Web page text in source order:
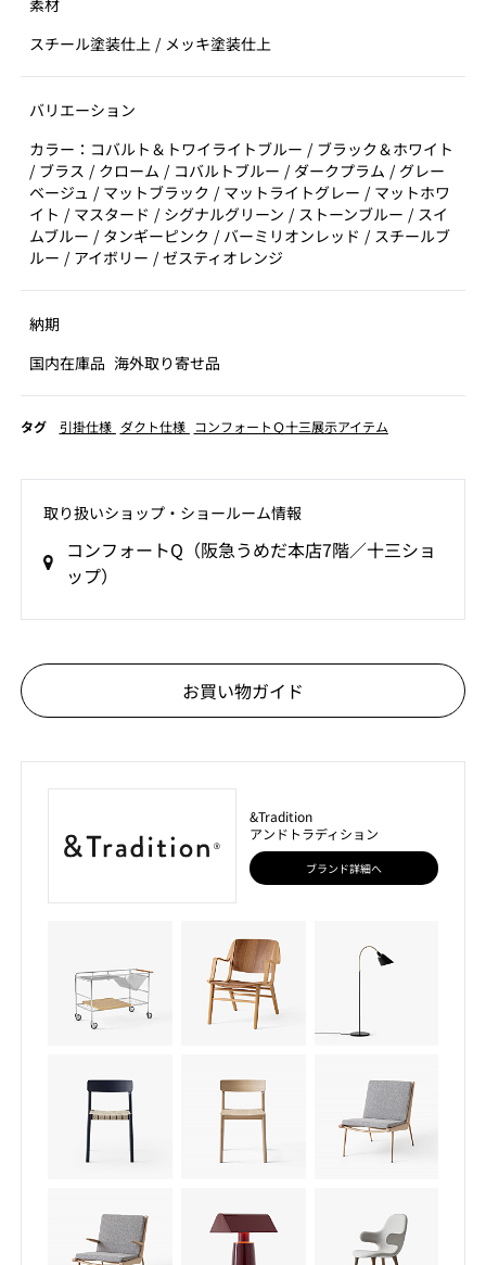
素材
スチール塗装仕上 / メッキ塗装仕上
バリエーション
カラー：コバルト＆トワイライトブルー / ブラック＆ホワイト
/ ブラス / クローム / コバルトブルー / ダークプラム / グレー
ベージュ / マットブラック / マットライトグレー / マットホワ
イト / マスタード / シグナルグリーン / ストーンブルー / スイ
ムブルー / タンギーピンク / バーミリオンレッド / スチールブ
ルー / アイボリー / ゼスティオレンジ
納期
国内在庫品 海外取り寄せ品
タグ 引掛仕様 ダクト仕様 コンフォートＱ十三展示アイテム
取り扱いショップ‧ショールーム情報
コンフォートQ（阪急うめだ本店7階／十三ショ
ップ）
お買い物ガイド
&Tradition
アンドトラディション
ブランド詳細へ